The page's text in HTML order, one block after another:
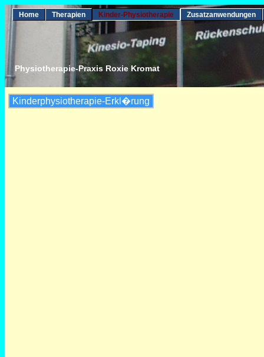
Home Therapien Kinder-Physiotherapie Zusatzanwendungen
Physiotherapie-Praxis Roxie Kromat
Kinderphysiotherapie-Erkl�rung